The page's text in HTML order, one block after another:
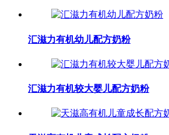
汇滋力有机幼儿配方奶粉
汇滋力有机较大婴儿配方奶粉